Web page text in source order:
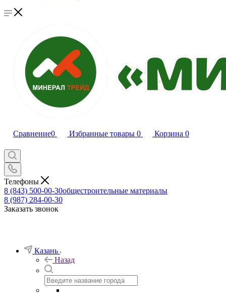
Сравнение0 Избранные товары 0 Корзина 0
Телефоны
8 (843) 500-00-30общестроительные материалы
8 (987) 284-00-30
Заказать звонок
Казань
Назад